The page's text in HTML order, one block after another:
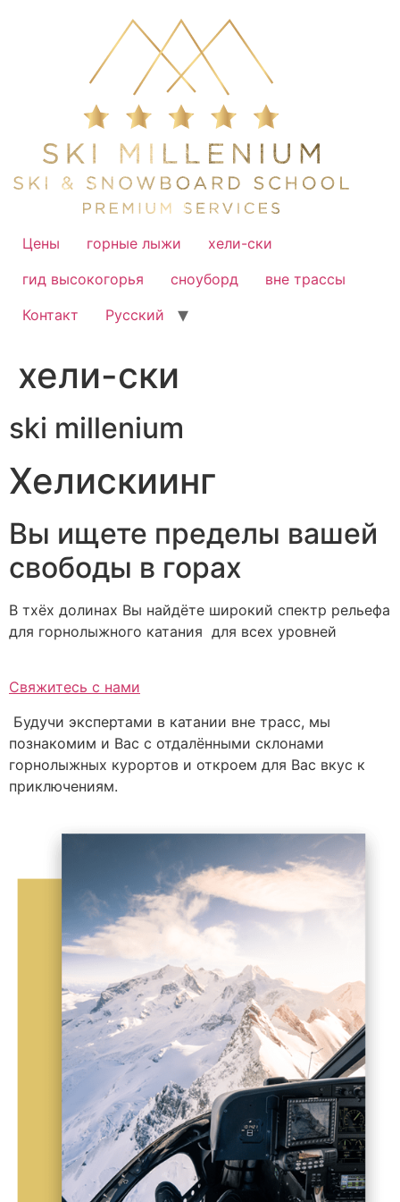
Цены горные лыжи
хели-ски
гид высокогорья
сноуборд
вне трассы
Контакт
Русский
хели-ски
ski millenium
Хелискиинг
Вы ищете пределы вашей
свободы в горах
В тхёх долинах Вы найдёте широкий спектр рельефа
для горнолыжного катания для всех уровней
Свяжитесь с нами
Будучи экспертами в катании вне трасс, мы
познакомим и Вас с отдалёнными склонами
горнолыжных курортов и откроем для Вас вкус к
приключениям.